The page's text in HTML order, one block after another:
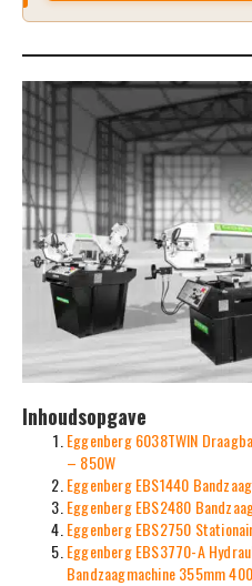
Inhoudsopgave
Eggenberg 6038TWIN
– 850W
Eggenberg EBS1440
Eggenberg EBS2480
Eggenberg EBS2750
Eggenberg EBS3770-A
Bandzaagmachine 355mm